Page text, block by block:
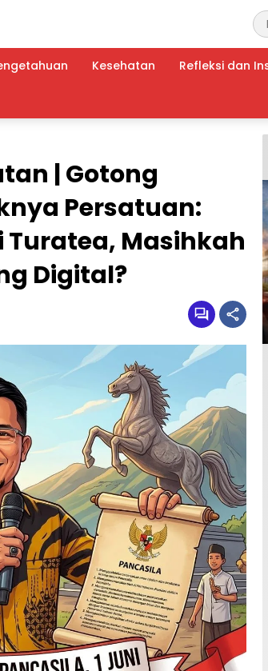
Kesehatan Refleksi dan
| Gotong
Persatuan:
Turatea, Masihkah
Digital?